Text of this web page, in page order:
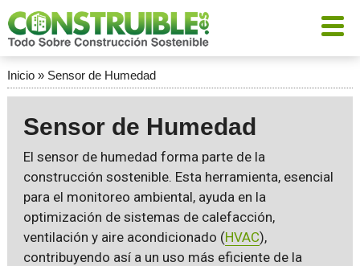
Inicio» Sensor de Humedad
Sensor de Humedad
El sensor de humedad forma parte de la
construcción sostenible. Esta herramienta, esencial
para el monitoreo ambiental, ayuda en la
optimización de sistemas de calefacción,
ventilación y aire acondicionado (HVAC),
contribuyendo así a un uso más eficiente de la